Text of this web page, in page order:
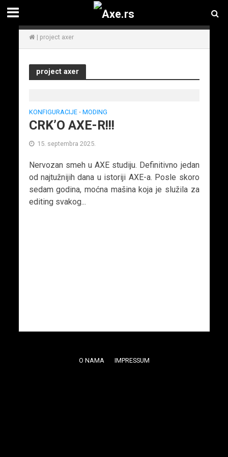
| project axer
project axer
KONFIGURACIJE • MODING
CRK’O AXE-R!!!
15. septembra 2025.
Nervozan smeh u AXE studiju. Definitivno jedan
od najtužnijih dana u istoriji AXE-a. Posle skoro
sedam godina, moćna mašina koja je služila za
editing svakog...
O NAMA IMPRESSUM